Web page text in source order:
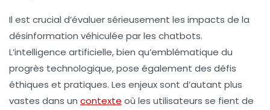
Il est crucial d’évaluer sérieusement les impacts de la
désinformation véhiculée par les chatbots.
L’intelligence artificielle, bien qu’emblématique du
progrès technologique, pose également des défis
éthiques et pratiques. Les enjeux sont d’autant plus
vastes dans un contexte où les utilisateurs se fient de